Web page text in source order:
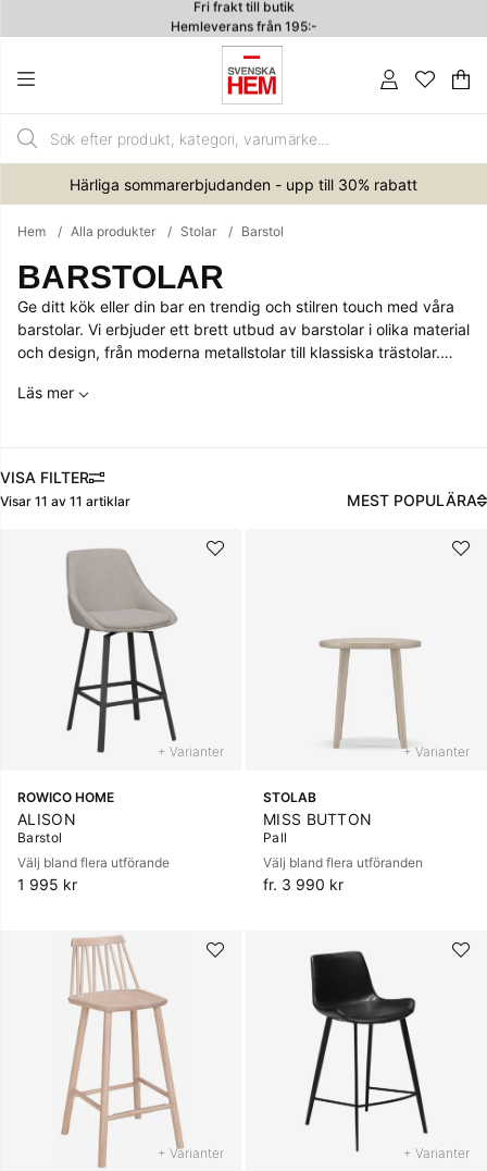
Hemleverans från 195:-
4.7
.
Härliga sommarerbjudanden - upp till 30% rabatt
Hem Alla produkter Stolar Barstol
BARSTOLAR
Ge ditt kök eller din bar en trendig och stilren touch med våra
barstolar. Vi erbjuder ett brett utbud av barstolar i olika material
och design, från moderna metallstolar till klassiska trästolar.
passar just din stil!
Läs mer
FILTRERA
Visar 11 av 11 artiklar MEST POPULÄRA
+ Varianter
ROWICO HOME
ALISON
Barstol
Välj bland flera utförande
1 995 kr
+ Varianter
STOLAB
MISS BUTTON
Pall
Välj bland flera utföranden
fr. 3 990 kr
+ Varianter + Varianter